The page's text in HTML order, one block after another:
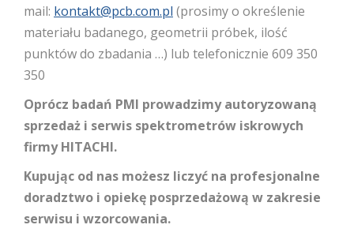
firmy HITACHI.
Kupując od nas możesz liczyć na profesjonalne
doradztwo i opiekę posprzedażową w zakresie
serwisu i wzorcowania.
Specyfikacja
Wyślij zapytanie